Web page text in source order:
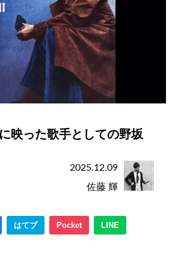
映った歌手としての野坂
2025.12.09
佐藤 輝
はてブ Pocket LINE